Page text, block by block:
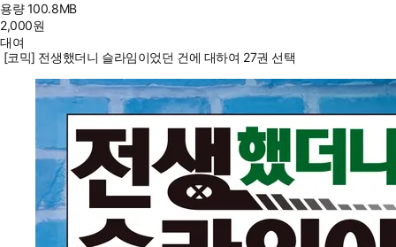
용량100.8MB
2,000원
대여
[코믹] 전생했더니 슬라임이었던 건에 대하여 27권 선택